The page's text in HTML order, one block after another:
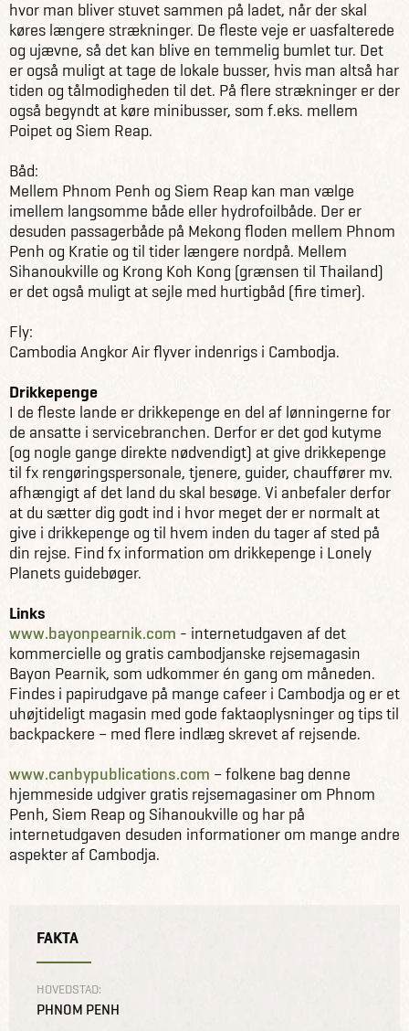
hvor man bliver stuvet sammen på ladet, når der skal
køres længere strækninger. De fleste veje er uasfalterede
og ujævne, så det kan blive en temmelig bumlet tur. Det
er også muligt at tage de lokale busser, hvis man altså har
tiden og tålmodigheden til det. På flere strækninger er der
også begyndt at køre minibusser, som f.eks. mellem
Poipet og Siem Reap.
Båd:
Mellem Phnom Penh og Siem Reap kan man vælge
imellem langsomme både eller hydrofoilbåde. Der er
desuden passagerbåde på Mekong floden mellem Phnom
Penh og Kratie og til tider længere nordpå. Mellem
Sihanoukville og Krong Koh Kong (grænsen til Thailand)
er det også muligt at sejle med hurtigbåd (fire timer).
Fly:
Cambodia Angkor Air flyver indenrigs i Cambodja.
Drikkepenge
I de fleste lande er drikkepenge en del af lønningerne for
de ansatte i servicebranchen. Derfor er det god kutyme
(og nogle gange direkte nødvendigt) at give drikkepenge
til fx rengøringspersonale, tjenere, guider, chauffører mv.
afhængigt af det land du skal besøge. Vi anbefaler derfor
at du sætter dig godt ind i hvor meget der er normalt at
give i drikkepenge og til hvem inden du tager af sted på
din rejse. Find fx information om drikkepenge i Lonely
Planets guidebøger.
Links
www.bayonpearnik.com - internetudgaven af det
kommercielle og gratis cambodjanske rejsemagasin
Bayon Pearnik, som udkommer én gang om måneden.
Findes i papirudgave på mange cafeer i Cambodja og er et
uhøjtideligt magasin med gode faktaoplysninger og tips til
backpackere – med flere indlæg skrevet af rejsende.
www.canbypublications.com – folkene bag denne
hjemmeside udgiver gratis rejsemagasiner om Phnom
Penh, Siem Reap og Sihanoukville og har på
internetudgaven desuden informationer om mange andre
aspekter af Cambodja.
FAKTA
HOVEDSTAD:
PHNOM PENH